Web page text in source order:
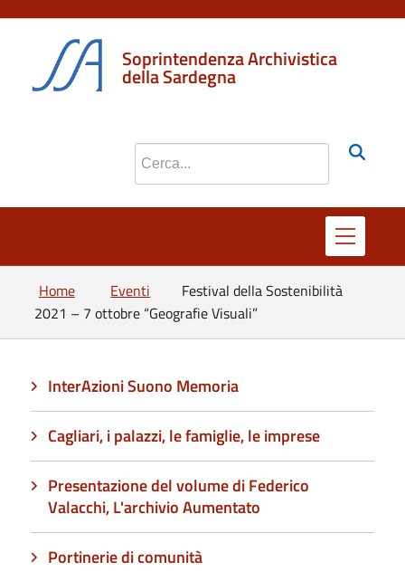
Soprintendenza Archivistica
della Sardegna
Cerca nel sito
Home Eventi
Festival della Sostenibilità
2021 – 7 ottobre “Geografie Visuali”
InterAzioni Suono Memoria
Cagliari, i palazzi, le famiglie, le imprese
Presentazione del volume di Federico
Valacchi, L'archivio Aumentato
Portinerie di comunità